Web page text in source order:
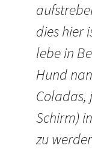
dies hier
lebe in
Hund
Coladas,
Schirm)
zu